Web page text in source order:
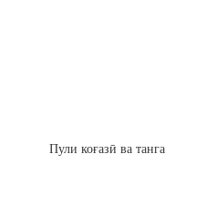
Пули коғазӣ ва танга